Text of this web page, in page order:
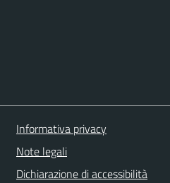
Informativa privacy
Note legali
Dichiarazione di accessibilità